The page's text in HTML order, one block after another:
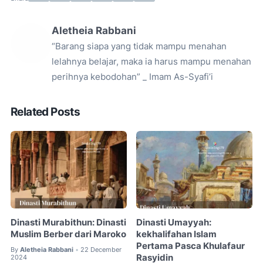
Aletheia Rabbani
“Barang siapa yang tidak mampu menahan
lelahnya belajar, maka ia harus mampu menahan
perihnya kebodohan” _ Imam As-Syafi’i
Related Posts
Dinasti Murabithun: Dinasti
Muslim Berber dari Maroko
By Aletheia Rabbani • 22 December
2024
Dinasti Umayyah:
kekhalifahan Islam
Pertama Pasca Khulafaur
Rasyidin